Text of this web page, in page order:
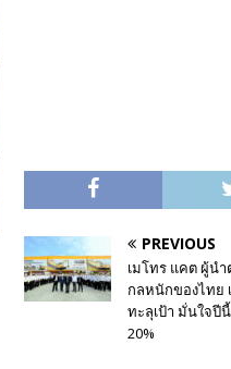
PREVIOUS
เมโทร แคต ผู้น
กลหนักของไทย
ทะลุเป้า มั่นใจปี
20%